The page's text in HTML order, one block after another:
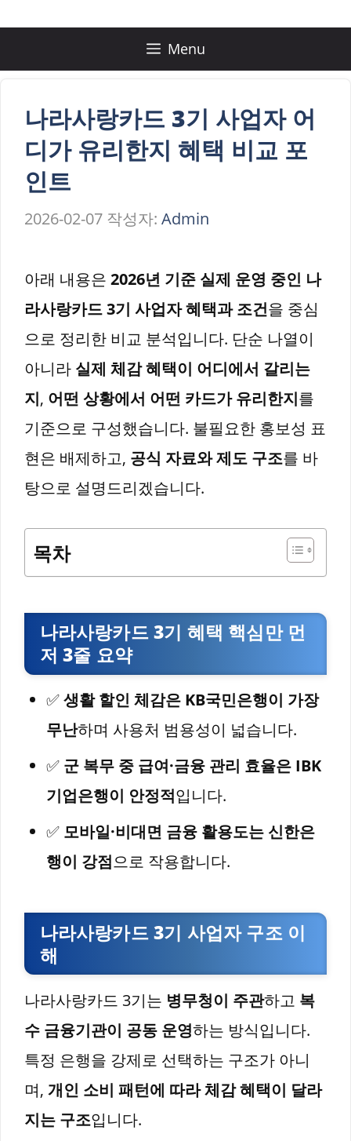
츠
Menu
나라사랑카드 3기 사업자 어
디가 유리한지 혜택 비교 포
인트
2026-02-07 작성자: Admin
아래 내용은 2026년 기준 실제 운영 중인 나
라사랑카드 3기 사업자 혜택과 조건을 중심
으로 정리한 비교 분석입니다. 단순 나열이
아니라 실제 체감 혜택이 어디에서 갈리는
지, 어떤 상황에서 어떤 카드가 유리한지를
기준으로 구성했습니다. 불필요한 홍보성 표
현은 배제하고, 공식 자료와 제도 구조를 바
탕으로 설명드리겠습니다.
목차
나라사랑카드 3기 혜택 핵심만 먼
저 3줄 요약
✅생활 할인 체감은 KB국민은행이 가장
무난하며 사용처 범용성이 넓습니다.
✅ 군 복무 중 급여·금융 관리 효율은 IBK
기업은행이 안정적입니다.
✅ 모바일·비대면 금융 활용도는 신한은
행이 강점으로 작용합니다.
나라사랑카드 3기 사업자 구조 이
해
나라사랑카드 3기는 병무청이 주관하고 복
수 금융기관이 공동 운영하는 방식입니다.
특정 은행을 강제로 선택하는 구조가 아니
며, 개인 소비 패턴에 따라 체감 혜택이 달라
지는 구조입니다.